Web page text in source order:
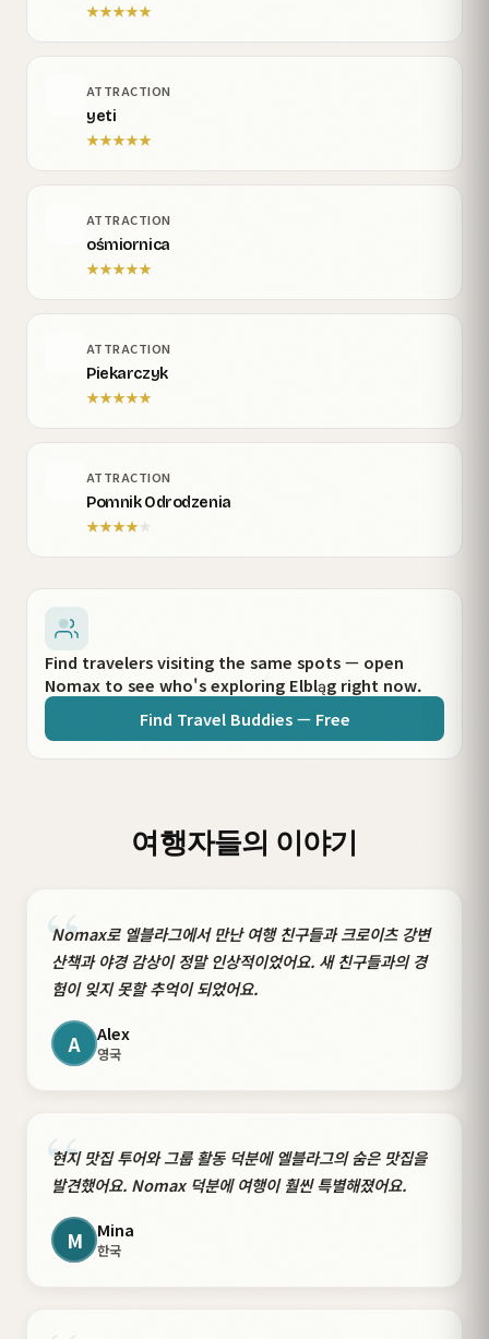
★★★★★
ATTRACTION
yeti
★★★★★
ATTRACTION
ośmiornica
★★★★★
ATTRACTION
Piekarczyk
★★★★★
ATTRACTION
Pomnik Odrodzenia
★★★★★
Find travelers visiting the same spots — open
Nomax to see who's exploring Elbląg right now.
Find Travel Buddies — Free
여행자들의 이야기
“
Nomax로 엘블라그에서 만난 여행 친구들과 크로이츠 강변
산책과 야경 감상이 정말 인상적이었어요. 새 친구들과의 경
험이 잊지 못할 추억이 되었어요.
A Alex
영국
“
현지 맛집 투어와 그룹 활동 덕분에 엘블라그의 숨은 맛집을
발견했어요. Nomax 덕분에 여행이 훨씬 특별해졌어요.
M Mina
한국